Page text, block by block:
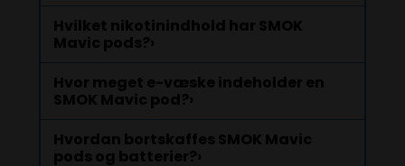
Hvilket nikotinindhold har SMOK
Mavic pods?›
Hvor meget e-væske indeholder en
SMOK Mavic pod?›
Hvordan bortskaffes SMOK Mavic
pods og batterier?›